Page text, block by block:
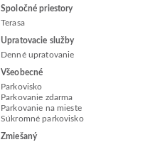
Spoločné priestory
Terasa
Upratovacie služby
Denné upratovanie
Všeobecné
Parkovisko
Parkovanie zdarma
Parkovanie na mieste
Súkromné parkovisko
Zmiešaný